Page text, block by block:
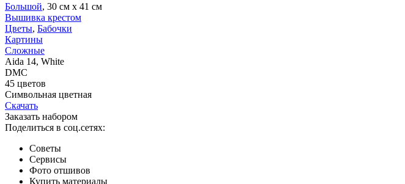
Большой, 30 см х 41 см
Вышивка крестом
Цветы, Бабочки
Картины
Сложные
Aida 14, White
DMC
45 цветов
Символьная цветная
Скачать
Заказать набором
Поделиться в соц.сетях:
Советы
Сервисы
Фото отшивов
Купить материалы